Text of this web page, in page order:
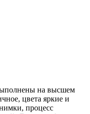
на высшем
цвета яркие и
процесс